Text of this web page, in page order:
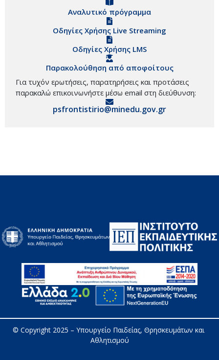
Αναλυτικό πρόγραμμα
Οδηγίες Χρήσης Live Streaming
Οδηγίες Χρήσης LMS
Παρακολούθηση από αποφοίτους
Για τυχόν ερωτήσεις, παρατηρήσεις και προτάσεις
παρακαλώ επικοινωνήστε μέσω email στη διεύθυνση:
psfrontistirio@minedu.gov.gr
© Copyright 2025 – Υπουργείο Παιδείας, Θρησκευμάτων και
Αθλητισμού